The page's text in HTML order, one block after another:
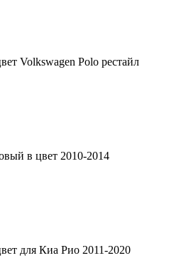
Volkswagen Polo рестайл
в цвет 2010-2014
для Киа Рио 2011-2020